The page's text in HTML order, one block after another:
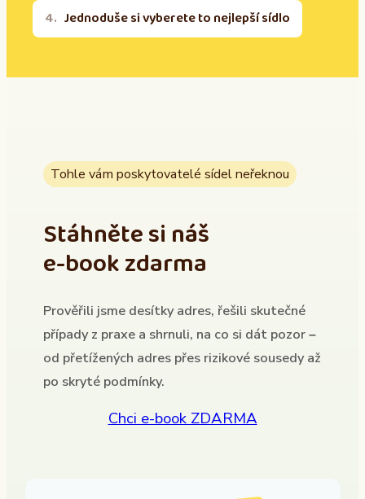
Jednoduše si vyberete to nejlepší sídlo
Tohle vám poskytovatelé sídel neřeknou
Stáhněte si náš
e-book zdarma
Prověřili jsme desítky adres, řešili skutečné
případy z praxe a shrnuli, na co si dát pozor –
od přetížených adres přes rizikové sousedy až
po skryté podmínky.
Chci e-book ZDARMA